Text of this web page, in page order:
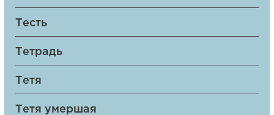
Тесть
Тетрадь
Тетя
Тетя умершая